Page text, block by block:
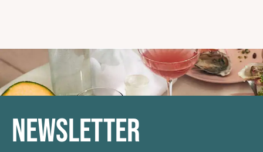
Newsletter